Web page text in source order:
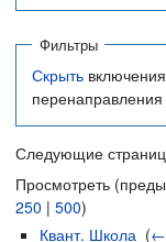
Фильтры
Скрыть
перенаправления
Следующие
Просмотреть
250 | 500)
Квант. Школа (←